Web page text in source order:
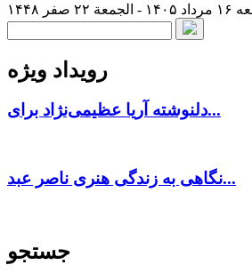
۲۲ صفر ۱۴۴۸
رویداد ویژه
دلنوشته آریا عظیمی‌نژاد برای...
نگاهی به زندگی هنری ناصر عبد...
جستجو